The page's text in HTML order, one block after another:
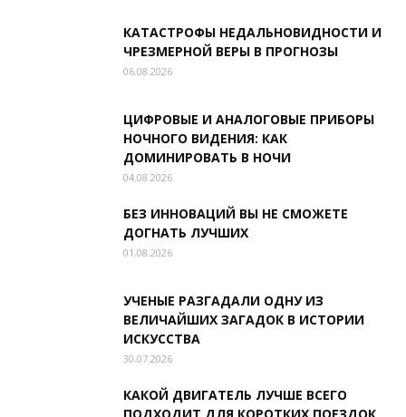
КАТАСТРОФЫ НЕДАЛЬНОВИДНОСТИ И
ЧРЕЗМЕРНОЙ ВЕРЫ В ПРОГНОЗЫ
06.08.2026
ЦИФРОВЫЕ И АНАЛОГОВЫЕ ПРИБОРЫ
НОЧНОГО ВИДЕНИЯ: КАК
ДОМИНИРОВАТЬ В НОЧИ
04.08.2026
БЕЗ ИННОВАЦИЙ ВЫ НЕ СМОЖЕТЕ
ДОГНАТЬ ЛУЧШИХ
01.08.2026
УЧЕНЫЕ РАЗГАДАЛИ ОДНУ ИЗ
ВЕЛИЧАЙШИХ ЗАГАДОК В ИСТОРИИ
ИСКУССТВА
30.07.2026
КАКОЙ ДВИГАТЕЛЬ ЛУЧШЕ ВСЕГО